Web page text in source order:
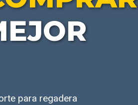
para regadera